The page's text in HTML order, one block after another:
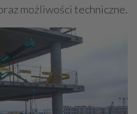
możliwości techniczne.